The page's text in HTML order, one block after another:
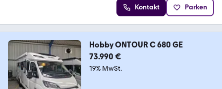
Kontakt Parken
Hobby ONTOUR C 680 GE
73.990 €
19% MwSt.